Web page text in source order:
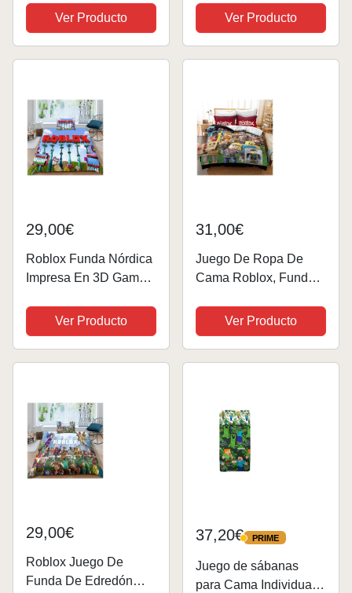
Roblox Juego De
Edredón De Microfibra
De 3 Piezas Funda De
Ver Producto
de 135 x 200 cm +
funda de almohada 80
x 80 cm, 2 piezas,
Ver Producto
29,00€
Roblox Funda Nórdica
Impresa En 3D Game
De Cama para Niñas Y
Niños Juego De Funda
De Edredón De
Ver Producto
31,00€
Juego De Ropa De
Cama Roblox, Funda
Algodón, Suave Y
Cómoda, para Niños Y
Niñas (patrón 02,
Ver Producto
29,00€
Roblox Juego De
Funda De Edredón
37,20€ PRIME
PRIME
Juego de sábanas
para Cama Individual